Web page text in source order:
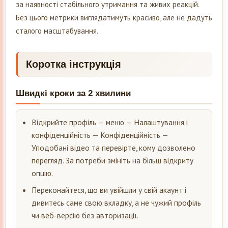
за наявності стабільного утримання та живих реакцій.
Без цього метрики виглядатимуть красиво, але не дадуть
сталого масштабування.
Коротка інструкція
Швидкі кроки за 2 хвилини
Відкрийте профіль — меню — Налаштування і
конфіденційність — Конфіденційність —
Уподобані відео та перевірте, кому дозволено
перегляд. За потреби змініть на більш відкриту
опцію.
Переконайтеся, що ви увійшли у свій акаунт і
дивитесь саме свою вкладку, а не чужий профіль
чи веб-версію без авторизації.